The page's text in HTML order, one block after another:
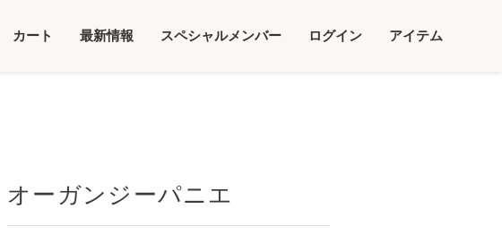
カート 最新情報 スペシャルメンバー ログイン アイテム
オーガンジーパニエ